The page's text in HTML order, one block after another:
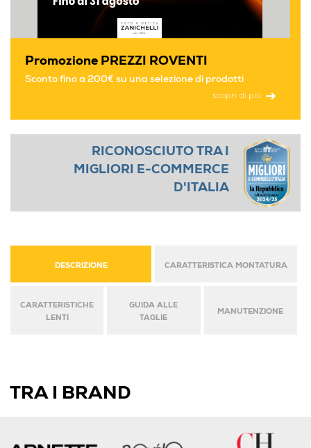
Promozione PREZZI ROVENTI
Sconto fino a 200€ su una selezione di prodotti
scopri di più
RICONOSCIUTO TRA I
MIGLIORI E-COMMERCE
D'ITALIA
DESCRIZIONE CARATTERISTICA MONTATURA
CARATTERISTICHE
LENTI
GUIDA ALLE
TAGLIE
MANUTENZIONE
TRA I BRAND